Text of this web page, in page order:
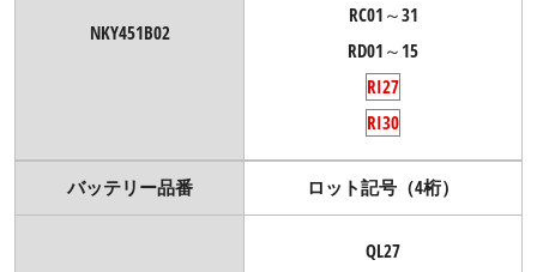
NKY451B02
RC01～31
RD01～15
RI27
RI30
バッテリー品番 ロット記号（4桁）
QL27